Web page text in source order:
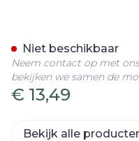
€ 13,49
Niet beschikbaar
Neem contact op met
bekijken we samen de
Bekijk alle